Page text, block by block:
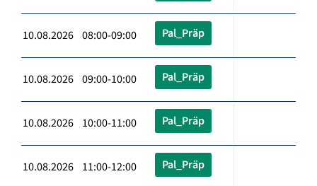
10.08.2026 08:00-09:00 Pal_Präp
10.08.2026 09:00-10:00 Pal_Präp
10.08.2026 10:00-11:00 Pal_Präp
10.08.2026 11:00-12:00 Pal_Präp